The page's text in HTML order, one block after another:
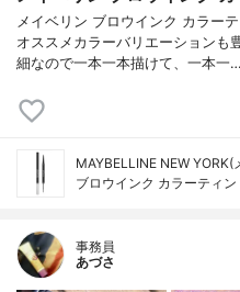
メイベリン ブロウインク カラー
オススメカラーバリエーションも
細なので一本一本描けて、一本一…
MAYBELLINE NEW
ブロウインク カラーティン
事務員
あづさ